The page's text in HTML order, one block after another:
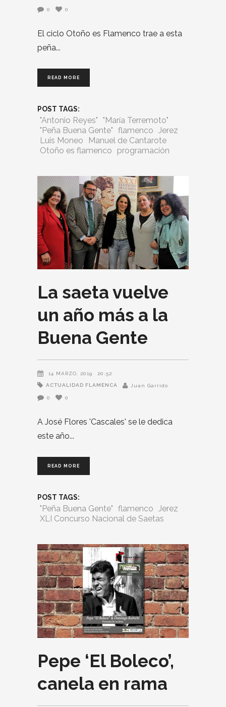
0 0
El ciclo Otoño es Flamenco trae a esta
peña
READ MORE
POST TAGS:
"Antonio Reyes"
"María Terremoto"
"Peña Buena Gente" flamenco Jerez
Luis Moneo
Manuel de Cantarote
Otoño es flamenco
programación
La saeta vuelve
un año más a la
Buena Gente
14 MARZO, 2019 20:52
ACTUALIDAD FLAMENCA Juan Garrido
0 0
A José Flores 'Cascales' se le dedica
este año
READ MORE
POST TAGS:
"Peña Buena Gente" flamenco Jerez
XLI Concurso Nacional de Saetas
​Pepe ‘El Boleco’,
canela en rama